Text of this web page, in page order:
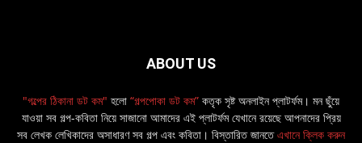
ABOUT US
"গল্পের ঠিকানা ডট কম" হলো “গল্পপোকা ডট কম” কতৃক সৃষ্ট অনলাইন প্লাটর্ফম। মন ছুঁয়ে
যাওয়া সব গল্প-কবিতা নিয়ে সাজানো আমাদের এই প্লাটর্ফম যেখানে রয়েছে আপনাদের প্রিয়
সব লেখক লেখিকাদের অসাধারণ সব গল্প এবং কবিতা। বিস্তারিত জানতেএখানে ক্লিক করুন